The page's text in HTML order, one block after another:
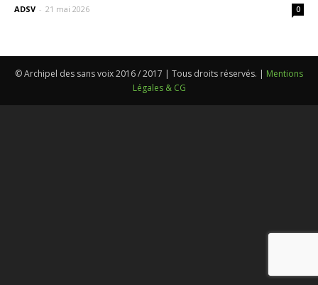
ADSV - 21 mai 2026 0
© Archipel des sans voix 2016 / 2017 | Tous droits réservés. | Mentions
Légales & CG